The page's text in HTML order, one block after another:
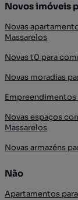
Novos imóveis
Novas
Massarelos
Novas t0 para
Novas moradias
Empreendimentos
Novas espaços
Massarelos
Novas armazéns
Não
Apartamentos